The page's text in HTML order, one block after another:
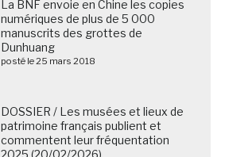
La BNF envoie en Chine les copies
numériques de plus de 5 000
manuscrits des grottes de
Dunhuang
posté le 25 mars 2018
DOSSIER / Les musées et lieux de
patrimoine français publient et
commentent leur fréquentation
2025 (20/02/2026)